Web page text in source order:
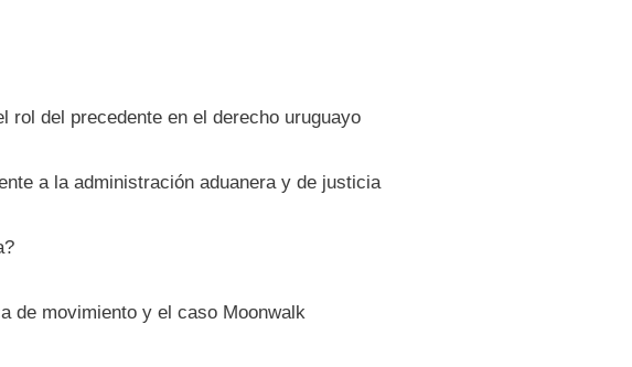
del precedente en el derecho uruguayo
a la administración aduanera y de justicia
de movimiento y el caso Moonwalk